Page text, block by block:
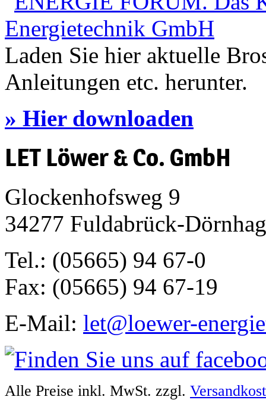
Laden Sie hier aktuelle
Anleitungen etc. herunter.
» Hier downloaden
LET Löwer & Co. GmbH
Glockenhofsweg 9
34277 Fuldabrück-
Tel.: (05665) 94 67-0
Fax: (05665) 94 67-19
E-Mail: let@loewer-
Alle Preise inkl. MwSt. zzgl.